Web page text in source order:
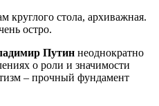
круглого стола, архиважная.
остро.
Путин неоднократно
о роли и значимости
– прочный фундамент